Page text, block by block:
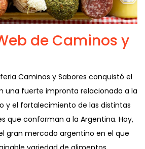
de Caminos y
Caminos y Sabores conquistó el
una fuerte impronta relacionada a la
y el fortalecimiento de las distintas
que conforman a la Argentina. Hoy,
gran mercado argentino en el que